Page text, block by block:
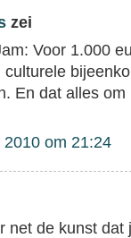
zei
Voor 1.000
culturele
En dat alles
om 21:24
net de kunst